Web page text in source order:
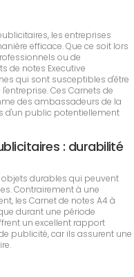
les entreprises
efficace. Que ce soit lors
ou de
de notes Executive
qui sont susceptibles d'être
Ces Carnets de
des ambassadeurs de la
d'un public potentiellement
: durabilité
objets durables qui peuvent
Contrairement à une
les Carnet de notes A4 à
durant une période
un excellent rapport
publicité, car ils assurent une